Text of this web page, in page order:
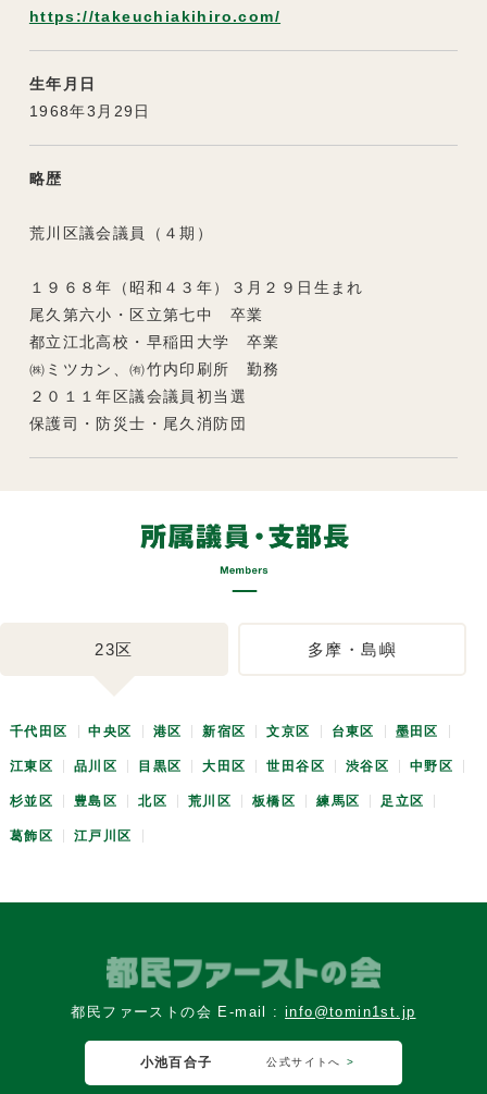
https://takeuchiakihiro.com/
生年月日
1968年3月29日
略歴
荒川区議会議員（４期）
１９６８年（昭和４３年）３月２９日生まれ
尾久第六小・区立第七中 卒業
都立江北高校・早稲田大学 卒業
㈱ミツカン、㈲竹内印刷所 勤務
２０１１年区議会議員初当選
保護司・防災士・尾久消防団
23区 多摩・島嶼
千代田区 中央区 港区 新宿区 文京区 台東区 墨田区
江東区 品川区 目黒区 大田区 世田谷区 渋谷区 中野区
杉並区 豊島区 北区 荒川区 板橋区 練馬区 足立区
葛飾区 江戸川区
都民ファーストの会 E-mail :info@tomin1st.jp
小池百合子 公式サイトへ